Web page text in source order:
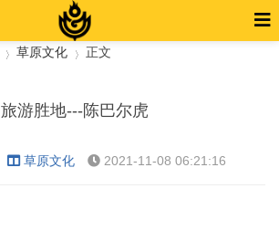
草原文化 正文
旅游胜地---陈巴尔虎
草原文化 2021-11-08 06:21:16